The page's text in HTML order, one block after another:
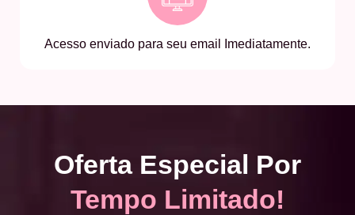
Acesso enviado para seu email Imediatamente.
Oferta Especial Por
Tempo Limitado!